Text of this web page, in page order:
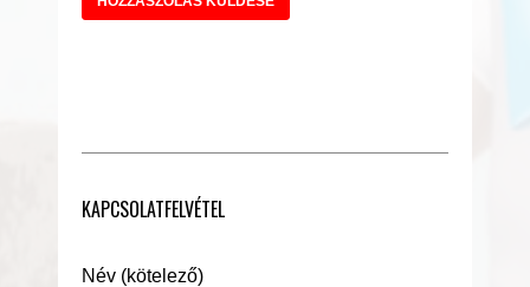
KAPCSOLATFELVÉTEL
Név (kötelező)